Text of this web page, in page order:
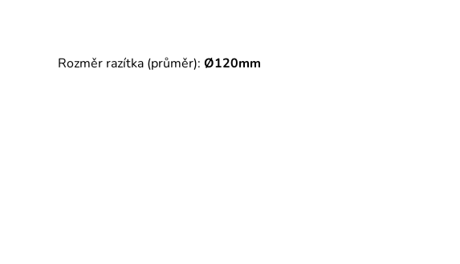
Rozměr razítka (průměr): Ø120mm